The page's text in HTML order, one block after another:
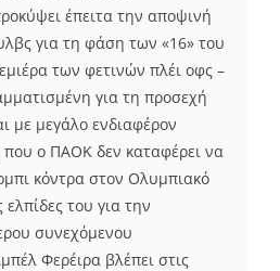
έπειτα την αποψινή
για τη φάση των «16» του
των φετινών πλέι οφς –
για τη προσεχή
με μεγάλο ενδιαφέρον
ο ΠΑΟΚ δεν καταφέρει να
κόντρα στον Ολυμπιακό
ελπίδες του για την
συνεχόμενου
Φερέιρα βλέπει στις